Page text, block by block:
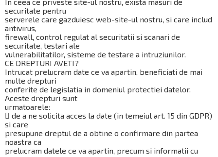
securitate pentru
serverele care gazduiesc web-site-ul nostru, si care includ
antivirus,
firewall, control regulat al securitatii si scanari de
securitate, testari ale
vulnerabilitatilor, sisteme de testare a intruziunilor.
CE DREPTURI AVETI?
Intrucat prelucram date ce va apartin, beneficiati de mai
multe drepturi
conferite de legislatia in domeniul protectiei datelor.
Aceste drepturi sunt
urmatoarele:
 de a ne solicita acces la date (in temeiul art. 15 din GDPR)
si care
presupune dreptul de a obtine o confirmare din partea
noastra ca
prelucram datele ce va apartin, precum si informatii cu